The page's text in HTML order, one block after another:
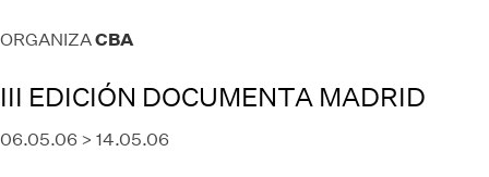
ORGANIZACBA
III EDICIÓN DOCUMENTA MADRID
06.05.06 > 14.05.06